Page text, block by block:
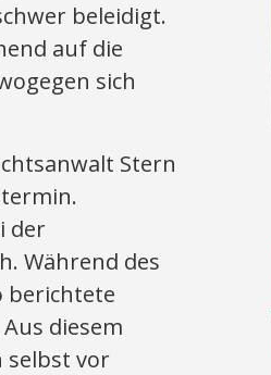
beleidigt.
auf die
sich
Stern
der
Während des
berichtete
diesem
selbst vor